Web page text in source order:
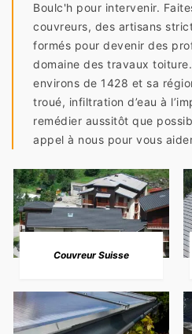
Boulc'h pour intervenir.
couvreurs, des artisans
formés pour devenir des
domaine des travaux
environs de 1428 et sa
troué, infiltration d’eau à
remédier aussitôt que
appel à nous pour vous
Couvreur Suisse